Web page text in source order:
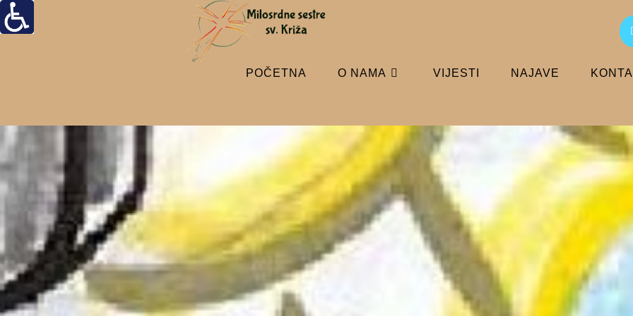
POČETNA O NAMA VIJESTI NAJAVE
Stvaralaštvo